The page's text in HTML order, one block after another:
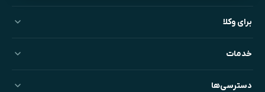
برای وکلا
خدمات
دسترسی‌ها